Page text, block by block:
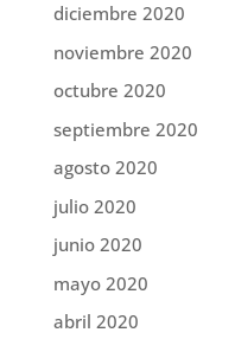
diciembre 2020
noviembre 2020
octubre 2020
septiembre 2020
agosto 2020
julio 2020
junio 2020
mayo 2020
abril 2020